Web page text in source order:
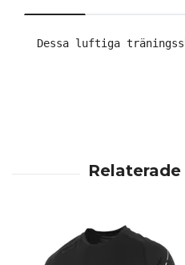
Dessa luftiga